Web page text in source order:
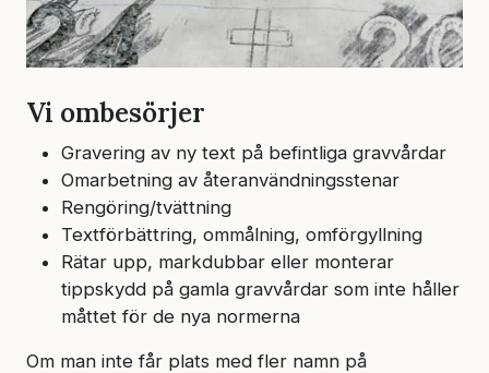
Vi ombesörjer
Gravering av ny text på befintliga gravvårdar
Omarbetning av återanvändningsstenar
Rengöring/tvättning
Textförbättring, ommålning, omförgyllning
Rätar upp, markdubbar eller monterar
tippskydd på gamla gravvårdar som inte håller
måttet för de nya normerna
Om man inte får plats med fler namn på